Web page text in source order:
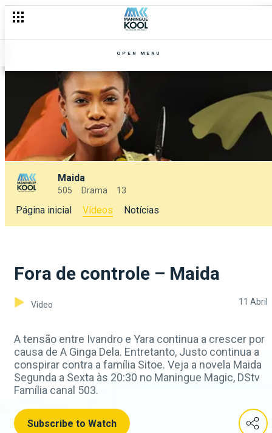
OPEN MENU
Maida
505 Drama 13
Página inicial Vídeos Notícias
Fora de controle – Maida
Video 11 Abril
A tensão entre Ivandro e Yara continua a crescer por
causa de A Ginga Dela. Entretanto, Justo continua a
conspirar contra a família Sitoe. Veja a novela Maida
Segunda a Sexta às 20:30 no Maningue Magic, DStv
Família canal 503.
Subscribe to Watch